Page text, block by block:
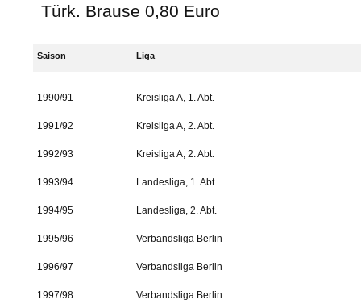
Türk. Brause 0,80 Euro
Saison Liga
1990/91 Kreisliga A, 1. Abt.
1991/92 Kreisliga A, 2. Abt.
1992/93 Kreisliga A, 2. Abt.
1993/94 Landesliga, 1. Abt.
1994/95 Landesliga, 2. Abt.
1995/96 Verbandsliga Berlin
1996/97 Verbandsliga Berlin
1997/98 Verbandsliga Berlin